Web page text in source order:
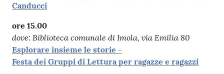
Canducci
ore 15.00
dove: Biblioteca comunale di Imola, via Emilia 80
Esplorare insieme le storie -
Festa dei Gruppi di Lettura per ragazze e ragazzi